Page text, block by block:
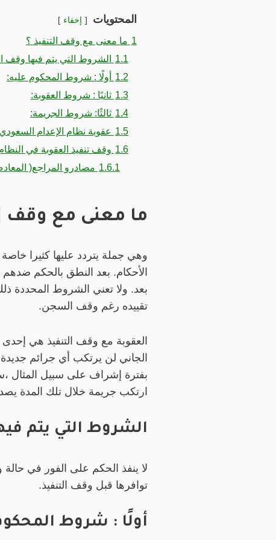
المحتويات إخفاء
1 ما معنى مع وقف التنفيذ ؟
1.1 الشروط التي يتم فيها وقف
1.2 أولًا : شروط المحكوم عليه:
1.3 ثانيًا : شروط العقوبة:
1.4 ثالثًا: شروط الجريمة:
1.5 عقوبة نظام الإعدام
1.6 وقف تنفيذ العقوبة في
1.6.1 مصادرو المراجع(
ما معنى مع وقف
وهي جملة يتردد عليها كثيرا
الأحكام. بعد النطق بالحكم
بعد. ولا تعني الشروط المحددة
تقييده رغم وقف السجن.
العقوبة مع وقف التنفيذ هي
الجاني لن يرتكب أي جرائم جديدة
بفترة إشراف على سبيل المثال
ارتكب جريمة خلال تلك المدة
الشروط التي يتم
لا ينفذ الحكم على الفور في
توافرها قبل وقف التنفيذ.
أولًا : شروط